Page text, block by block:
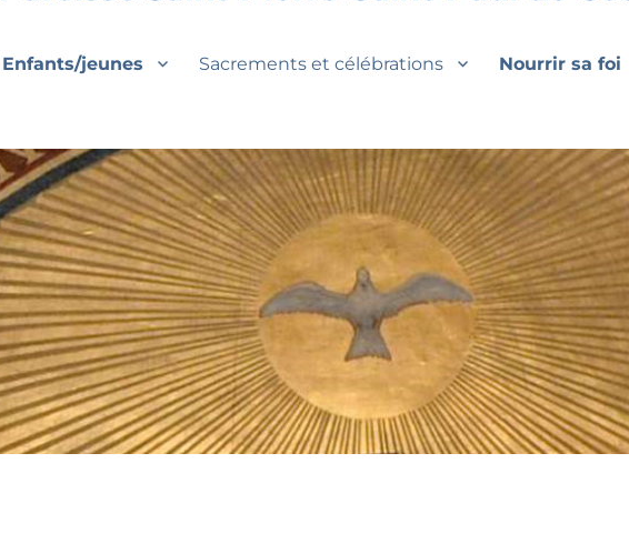
Enfants/jeunes Sacrements et célébrations Nourrir sa foi